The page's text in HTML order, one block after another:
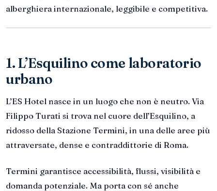
alberghiera internazionale, leggibile e competitiva.
1. L’Esquilino come laboratorio
urbano
L’ES Hotel nasce in un luogo che non è neutro. Via
Filippo Turati si trova nel cuore dell’Esquilino, a
ridosso della Stazione Termini, in una delle aree più
attraversate, dense e contraddittorie di Roma.
Termini garantisce accessibilità, flussi, visibilità e
domanda potenziale. Ma porta con sé anche